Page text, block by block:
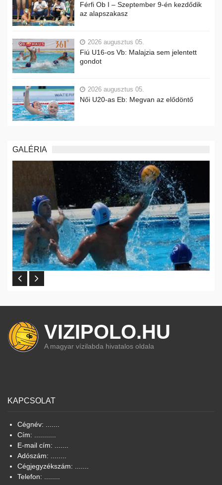
Férfi Ob I – Szeptember 9-én kezdődik
az alapszakasz
2026 augusztus 05.
Fiú U16-os Vb: Malajzia sem jelentett
gondot
2026 augusztus 05.
Női U20-as Eb: Megvan az elődöntő
GALÉRIA
VIZIPOLO.HU
A magyar vízilabda hivatalos oldala
KAPCSOLAT
Cégnév: .......
Cím: ...........
E-mail cím: .......
Adószám: ........
Cégjegyzékszám: .......
Telefon: ........